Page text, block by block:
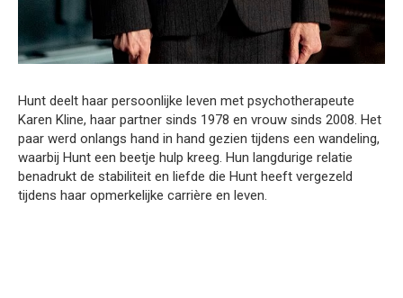
Hunt deelt haar persoonlijke leven met psychotherapeute
Karen Kline, haar partner sinds 1978 en vrouw sinds 2008. Het
paar werd onlangs hand in hand gezien tijdens een wandeling,
waarbij Hunt een beetje hulp kreeg. Hun langdurige relatie
benadrukt de stabiliteit en liefde die Hunt heeft vergezeld
tijdens haar opmerkelijke carrière en leven.